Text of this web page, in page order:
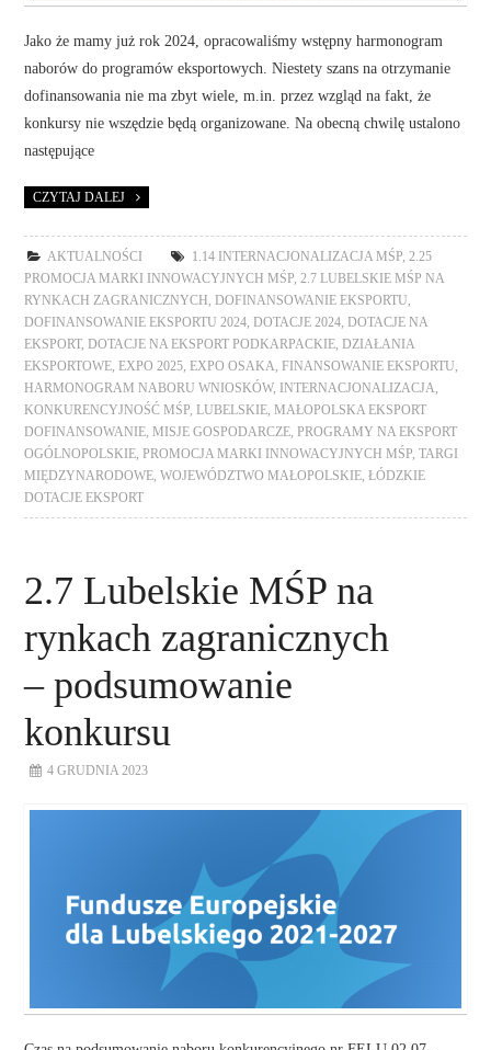
Jako że mamy już rok 2024, opracowaliśmy wstępny harmonogram
naborów do programów eksportowych. Niestety szans na otrzymanie
dofinansowania nie ma zbyt wiele, m.in. przez wzgląd na fakt, że
konkursy nie wszędzie będą organizowane. Na obecną chwilę ustalono
następujące
CZYTAJ DALEJ
AKTUALNOŚCI 1.14 INTERNACJONALIZACJA MŚP 2.25
PROMOCJA MARKI INNOWACYJNYCH MŚP 2.7 LUBELSKIE MŚP NA
RYNKACH ZAGRANICZNYCH ,DOFINANSOWANIE EKSPORTU
DOFINANSOWANIE EKSPORTU 2024 ,DOTACJE 2024 ,DOTACJE NA
EKSPORT,DOTACJE NA EKSPORT PODKARPACKIE ,DZIAŁANIA
EKSPORTOWE ,EXPO 2025 ,EXPO OSAKA ,FINANSOWANIE EKSPORTU
HARMONOGRAM NABORU WNIOSKÓW, INTERNACJONALIZACJA
KONKURENCYJNOŚĆ MŚP ,LUBELSKIE ,MAŁOPOLSKA EKSPORT
DOFINANSOWANIE ,MISJE GOSPODARCZE ,PROGRAMY NA EKSPORT
OGÓLNOPOLSKIE ,PROMOCJA MARKI INNOWACYJNYCH MŚP ,TARGI
MIĘDZYNARODOWE ,WOJEWÓDZTWO MAŁOPOLSKIE ,ŁÓDZKIE
DOTACJE EKSPORT
2.7 Lubelskie MŚP na
rynkach zagranicznych
– podsumowanie
konkursu
4 GRUDNIA 2023